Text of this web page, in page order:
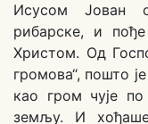
Исусом Јован
рибарске, и
Христом. Од
громова“, пошто
као гром чује
земљу. И